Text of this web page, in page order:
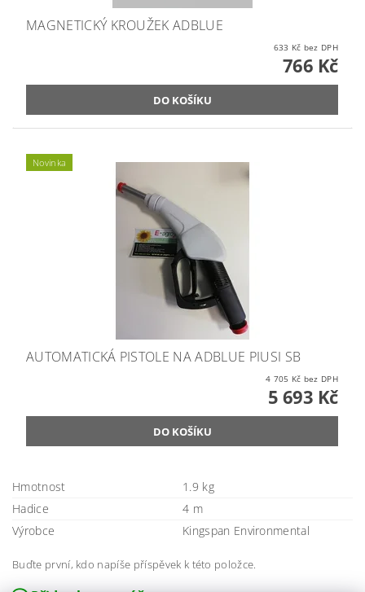
MAGNETICKÝ KROUŽEK ADBLUE
633 Kč bez DPH
766 Kč
Novinka
AUTOMATICKÁ PISTOLE NA ADBLUE PIUSI SB
4 705 Kč bez DPH
5 693 Kč
Hmotnost
1.9 kg
Hadice
4 m
Výrobce
Kingspan Environmental
Buďte první, kdo napíše příspěvek k této položce.